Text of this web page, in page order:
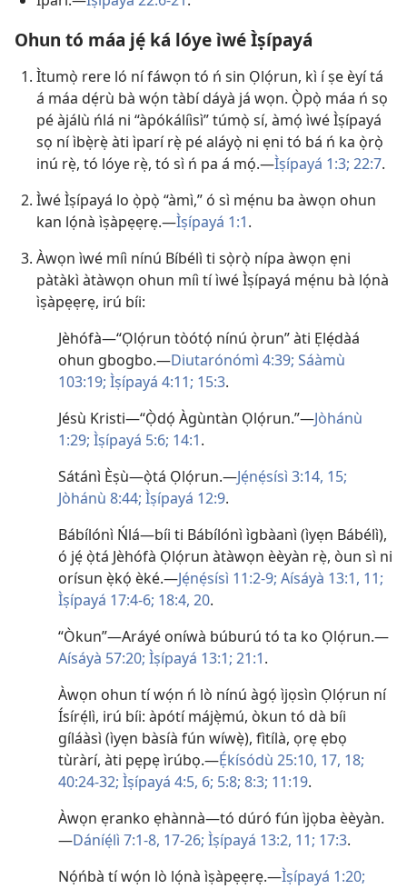
Ohun tó máa jẹ́ ká lóye ìwé Ìṣípayá
Ìtumọ̀ rere ló ní fáwọn tó ń sin Ọlọ́run, kì í ṣe èyí tá
á máa dẹ́rù bà wọ́n tàbí dáyà já wọn. Ọ̀pọ̀ máa ń sọ
pé àjálù ńlá ni “àpókálíìsì” túmọ̀ sí, àmọ́ ìwé Ìṣípayá
sọ ní ìbẹ̀rẹ̀ àti ìparí rẹ̀ pé aláyọ̀ ni ẹni tó bá ń ka ọ̀rọ̀
inú rẹ̀, tó lóye rẹ̀, tó sì ń pa á mọ́.​—Ìṣípayá 1:3; 22:7.
Ìwé Ìṣípayá lo ọ̀pọ̀ “àmì,” ó sì mẹ́nu ba àwọn ohun
kan lọ́nà ìṣàpẹẹrẹ.​—Ìṣípayá 1:1.
Àwọn ìwé míì nínú Bíbélì ti sọ̀rọ̀ nípa àwọn ẹni
pàtàkì àtàwọn ohun míì tí ìwé Ìṣípayá mẹ́nu bà lọ́nà
ìṣàpẹẹrẹ, irú bíi:
Jèhófà​—“Ọlọ́run tòótọ́ nínú ọ̀run” àti Ẹlẹ́dàá
ohun gbogbo.​—Diutarónómì 4:39; Sáàmù
103:19; Ìṣípayá 4:11; 15:3.
Jésù Kristi​—“Ọ̀dọ́ Àgùntàn Ọlọ́run.”​—Jòhánù
1:29; Ìṣípayá 5:6; 14:1.
Sátánì Èṣù​—ọ̀tá Ọlọ́run.​—Jẹ́nẹ́sísì 3:14, 15;
Jòhánù 8:44; Ìṣípayá 12:9.
Bábílónì Ńlá​—bíi ti Bábílónì ìgbàanì (ìyẹn Bábélì),
ó jẹ́ ọ̀tá Jèhófà Ọlọ́run àtàwọn èèyàn rẹ̀, òun sì ni
orísun ẹ̀kọ́ èké.​—Jẹ́nẹ́sísì 11:2-9; Aísáyà 13:1, 11;
Ìṣípayá 17:4-6; 18:4, 20.
“Òkun”​—Aráyé oníwà búburú tó ta ko Ọlọ́run.​—
Aísáyà 57:20; Ìṣípayá 13:1; 21:1.
Àwọn ohun tí wọ́n ń lò nínú àgọ́ ìjọsìn Ọlọ́run ní
Ísírẹ́lì, irú bíi: àpótí májẹ̀mú, òkun tó dà bíi
gíláàsì (ìyẹn bàsíà fún wíwẹ̀), fìtílà, ọrẹ ẹbọ
tùràrí, àti pẹpẹ ìrúbọ.​—Ẹ́kísódù 25:10, 17, 18;
40:24-32; Ìṣípayá 4:5, 6; 5:8; 8:3; 11:19.
Àwọn ẹranko ẹhànnà​—tó dúró fún ìjọba èèyàn.​
—Dáníẹ́lì 7:1-8, 17-​26; Ìṣípayá 13:2, 11; 17:3.
Nọ́ńbà tí wọ́n lò lọ́nà ìṣàpẹẹrẹ.​—Ìṣípayá 1:20;